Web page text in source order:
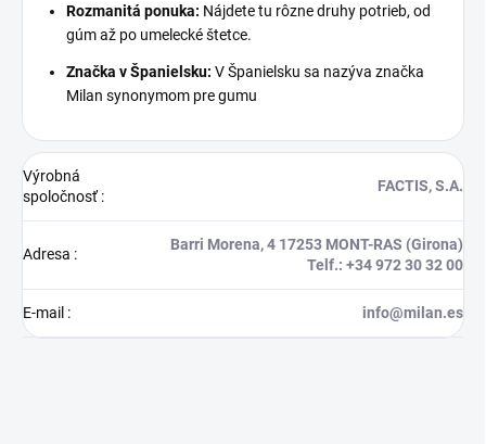
Rozmanitá ponuka: Nájdete tu rôzne druhy potrieb, od
gúm až po umelecké štetce.
Značka v Španielsku: V Španielsku sa nazýva značka
Milan synonymom pre gumu
Výrobná
spoločnosť:
FACTIS, S.A.
Adresa :
Barri Morena, 4 17253 MONT-RAS (Girona)
Telf.: +34 972 30 32 00
E-mail : info@milan.es